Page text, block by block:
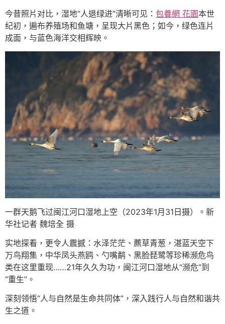
今昔照片对比，湿地“人退绿进”清晰可见： 包養網 花園本世
纪初，遍布养殖场和鱼塘，呈现大片黑色；如今，绿色连片
成面，与蓝色海洋交相辉映。
一群天鹅飞过闽江河口湿地上空（2023年1月31日摄）。新
华社记者 魏培全 摄
实地探看，更令人震撼：水泽茫茫、藨草青葱，湛蓝天空下
万鸟翔集，中华凤头燕鸥、勺嘴鹬、黑脸琵鹭等珍稀濒危鸟
类在这里重现……21年久久为功，闽江河口湿地从“濒危”到
“重生”。
深刻领悟“人与自然是生命共同体”，深入践行人与自然和谐共
生之道。